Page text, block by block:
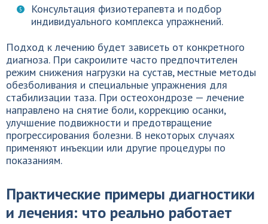
Консультация физиотерапевта и подбор
индивидуального комплекса упражнений.
Подход к лечению будет зависеть от конкретного
диагноза. При сакроилите часто предпочтителен
режим снижения нагрузки на сустав, местные методы
обезболивания и специальные упражнения для
стабилизации таза. При остеохондрозе — лечение
направлено на снятие боли, коррекцию осанки,
улучшение подвижности и предотвращение
прогрессирования болезни. В некоторых случаях
применяют инъекции или другие процедуры по
показаниям.
Практические примеры диагностики
и лечения: что реально работает